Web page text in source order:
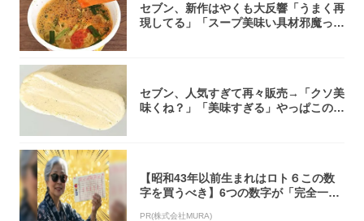
セブン、新作はやくも大反響「うまく再
現してる」「スープ美味い具材邪魔って
セブン、人気すぎて再々販売→「クソ美
味くね？」「美味すぎる」やっぱこのク
【昭和43年以前生まれはロト６この数
字を買うべき】6つの数字が「完全一
PR(株式会社MURA)